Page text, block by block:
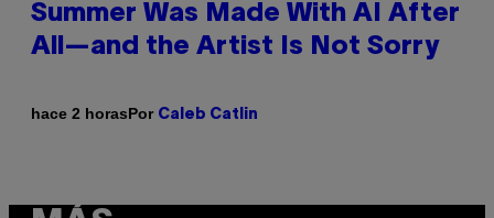
Summer Was Made With AI After
All—and the Artist Is Not Sorry
hace 2 horasPor Caleb Catlin